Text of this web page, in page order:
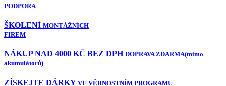
PODPORA
ŠKOLENÍ MONTÁŽNÍCH
FIREM
NÁKUP NAD 4000 KČ BEZ DPH DOPRAVA ZDARMA(mimo
akumulátorů)
ZÍSKEJTE DÁRKY VE VĚRNOSTNÍM PROGRAMU